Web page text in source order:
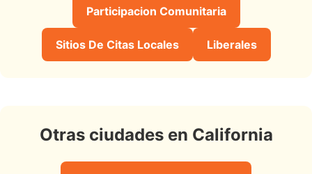
Participacion Comunitaria
Sitios De Citas Locales Liberales
Otras ciudades en California